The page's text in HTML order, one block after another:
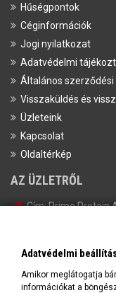
Hűségpontok
Céginformációk
Jogi nyilatkozat
Adatvédelmi
Általános
Visszaküldés és
Üzleteink
Kapcsolat
Oldaltérkép
AZ ÜZLETRŐL
Cím:Prime Protein
Adatvédelmi
Amikor meglátogatja
információkat a